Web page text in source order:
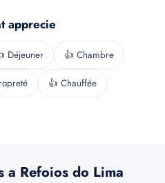
apprecie
Déjeuner 👍 Chambre
👍 Chauffée
a Refoios do Lima